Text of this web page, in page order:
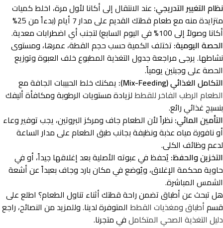
نظام التغيير التدريجي: عند الانتقال إلى أكانا لأول مرة، اخلط كميات
متزايدة منه مع طعام قطتك القديم على مدار 7 أيام (بدءاً من 25%
أكانا وصولاً إلى 100% في اليوم السابع) لتجنب أي اضطرابات معدية.
الحصة اليومية: تختلف الكمية حسب حجم القطة، عمرها، ومستوى
نشاطها. يرجى مراجعة جدول التغذية المطبوع خلف العبوة وتوزيع
الحصة على وجبتين يومياً.
التكامل الغذائي (Mix-Feeding):
يمكنك خلط الحبيبات الجافة مع
الطعام الرطب الفاخر للقططلزيادة مستويات الرطوبة ومكافأة أليفك
بنسيج غذائي رائع.
التأمين المائي: نظراً لأن الطعام جاف ومركز البروتين، يجب توفير وعاء
أو نافورة مياه عذبة ونظيفة بجانب طبق الطعام على مدار الساعة
لدعم وظائف الكلى.
التخزين والحفظ: يُحفظ في عبوته الأصلية بعد إغلاقها جيداً، أو في
حاوية محكمة الإغلاق، ويُوضع في مكان بارد وجاف بعيداً عن أشعة
الشمس المباشرة.
هل تبحث عن أطباق تضمن راحة قطتك أثناء تناول الطعام؟ اطلع على
قسمأطباق ومغذيات القطط المتوفرة لدينا. وللمزيد من النصائح، راجع
دليل التغذية الصحي المتكاملفي متجرنا.